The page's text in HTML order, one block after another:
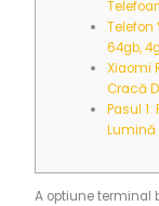
Telefon
64gb,
Xiaomi
Cracă
Pasul
A optiune terminal